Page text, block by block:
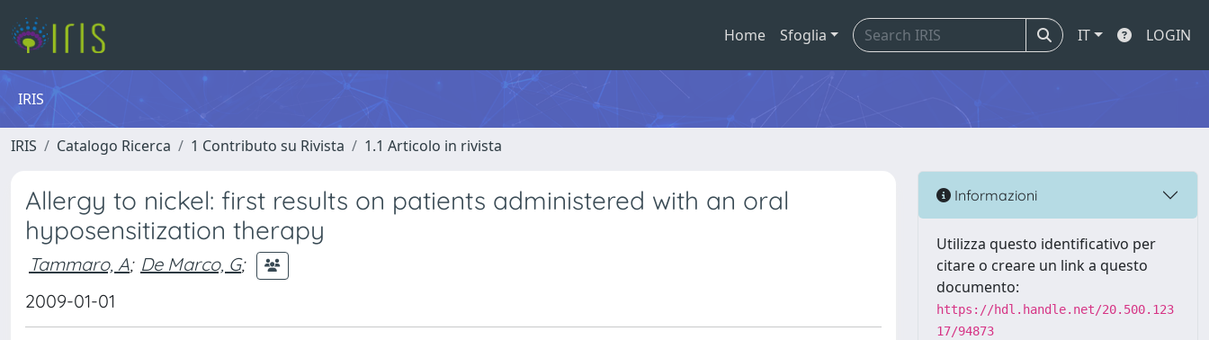
Home Sfoglia IT LOGIN
IRIS
IRIS Catalogo Ricerca 1 Contributo su Rivista 1.1 Articolo in rivista
Allergy to nickel: first results on patients administered with an oral
hyposensitization therapy
Tammaro, A; De Marco, G;
2009-01-01
Informazioni
Utilizza questo identificativo per
citare o creare un link a questo
documento:
https://hdl.handle.net/20.500.123
17/94873